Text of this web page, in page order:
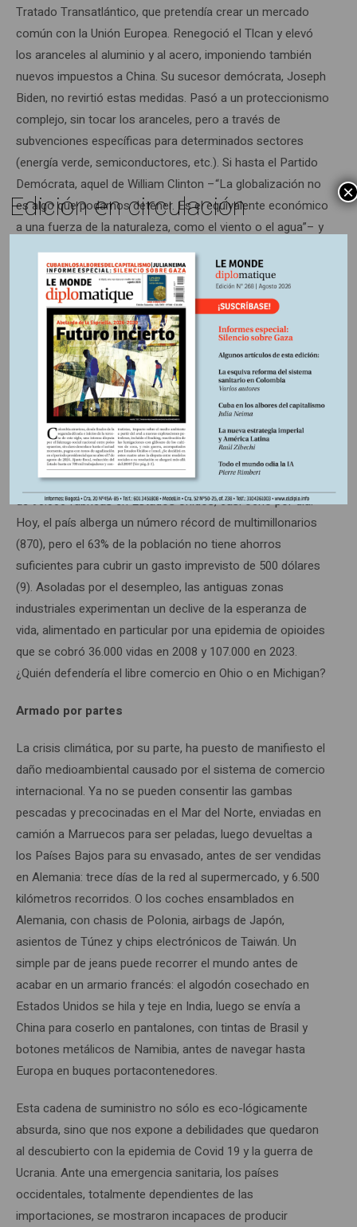
Tratado Transatlántico, que pretendía crear un mercado
común con la Unión Europea. Renegoció el Tlcan y elevó
los aranceles al aluminio y al acero, imponiendo también
nuevos impuestos a China. Su sucesor demócrata, Joseph
Biden, no revirtió estas medidas. Pasó a un proteccionismo
complejo, sin tocar los aranceles, pero a través de
subvenciones específicas para determinados sectores
(energía verde, semiconductores, etc.). Si hasta el Partido
Demócrata, aquel de William Clinton –“La globalización no
es algo que podamos detener. Es el equivalente económico
a una fuerza de la naturaleza, como el viento o el agua”– y
de Barack Obama –“El libre comercio es bueno para
Estados Unidos”–, se subió al carro…
Una serie de acontecimientos han agrietado el barniz de la
globalización neoliberal, obligando a los partidos políticos a
cambiar de táctica. Sus promesas de prosperidad se
hicieron añicos con la crisis de 2008, que puso de
manifiesto los estragos de la desregulación. Al acelerar la
desindustrialización, el colapso financiero sumió a regiones
enteras en una miseria social de larga duración, mientras
que los mercados bursátiles se recuperaron rápidamente.
Desde la entrada en vigor del Tlcan, han desaparecido más
de 90.000 fábricas en Estados Unidos, casi ocho por día.
Hoy, el país alberga un número récord de multimillonarios
(870), pero el 63% de la población no tiene ahorros
suficientes para cubrir un gasto imprevisto de 500 dólares
(9). Asoladas por el desempleo, las antiguas zonas
industriales experimentan un declive de la esperanza de
vida, alimentado en particular por una epidemia de opioides
que se cobró 36.000 vidas en 2008 y 107.000 en 2023.
¿Quién defendería el libre comercio en Ohio o en Michigan?
Armado por partes
La crisis climática, por su parte, ha puesto de manifiesto el
daño medioambiental causado por el sistema de comercio
internacional. Ya no se pueden consentir las gambas
pescadas y precocinadas en el Mar del Norte, enviadas en
camión a Marruecos para ser peladas, luego devueltas a
los Países Bajos para su envasado, antes de ser vendidas
en Alemania: trece días de la red al supermercado, y 6.500
kilómetros recorridos. O los coches ensamblados en
Alemania, con chasis de Polonia, airbags de Japón,
asientos de Túnez y chips electrónicos de Taiwán. Un
simple par de jeans puede recorrer el mundo antes de
acabar en un armario francés: el algodón cosechado en
Estados Unidos se hila y teje en India, luego se envía a
China para coserlo en pantalones, con tintas de Brasil y
botones metálicos de Namibia, antes de navegar hasta
Europa en buques portacontenedores.
Esta cadena de suministro no sólo es eco-lógicamente
absurda, sino que nos expone a debilidades que quedaron
al descubierto con la epidemia de Covid 19 y la guerra de
Ucrania. Ante una emergencia sanitaria, los países
occidentales, totalmente dependientes de las
importaciones, se mostraron incapaces de producir
Edición en circulación ×